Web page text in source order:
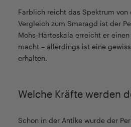
Farblich reicht das Spektrum
Vergleich zum Smaragd ist der
Mohs-Härteskala erreicht er
macht – allerdings ist eine
erhalten.
Welche Kräfte werden
Schon in der Antike wurde der